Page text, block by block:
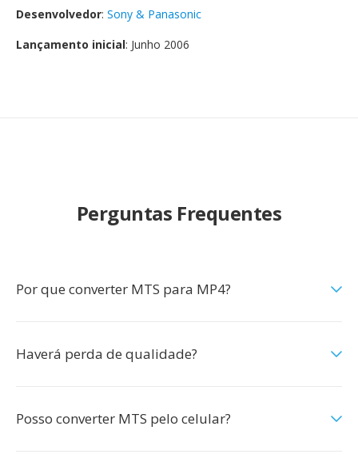
Desenvolvedor: Sony & Panasonic
Lançamento inicial: Junho 2006
Perguntas Frequentes
Por que converter MTS para MP4?
Haverá perda de qualidade?
Posso converter MTS pelo celular?